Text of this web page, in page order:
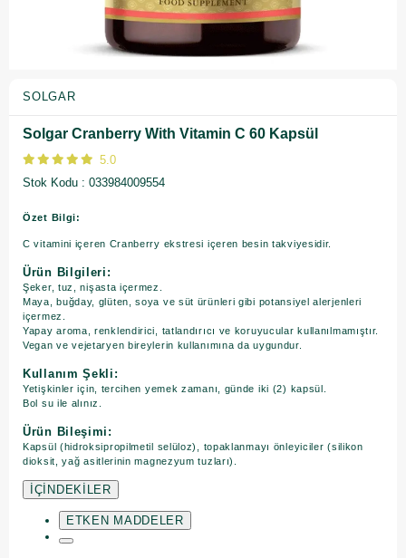
SOLGAR
Solgar Cranberry With Vitamin C 60 Kapsül
5.0
Stok Kodu
033984009554
Özet Bilgi:
C vitamini içeren Cranberry ekstresi içeren besin takviyesidir.
Ürün Bilgileri:
Şeker, tuz, nişasta içermez.
Maya, buğday, glüten, soya ve süt ürünleri gibi potansiyel alerjenleri
içermez.
Yapay aroma, renklendirici, tatlandırıcı ve koruyucular kullanılmamıştır.
Vegan ve vejetaryen bireylerin kullanımına da uygundur.
Kullanım Şekli:
Yetişkinler için, tercihen yemek zamanı, günde iki (2) kapsül.
Bol su ile alınız.
Ürün Bileşimi:
Kapsül (hidroksipropilmetil selüloz), topaklanmayı önleyiciler (silikon
dioksit, yağ asitlerinin magnezyum tuzları).
İÇİNDEKİLER
ETKEN MADDELER